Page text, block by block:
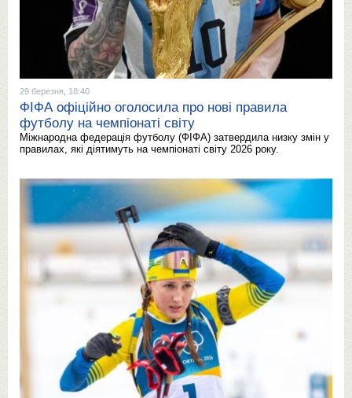
29 березня, 18:40
ФІФА офіційно оголосила про нові правила
футболу на чемпіонаті світу
Міжнародна федерація футболу (ФІФА) затвердила низку змін у
правилах, які діятимуть на чемпіонаті світу 2026 року.